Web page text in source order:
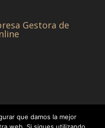
Gestora de
que damos la mejor